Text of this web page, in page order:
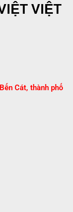
VIỆT
Cát, thành phố